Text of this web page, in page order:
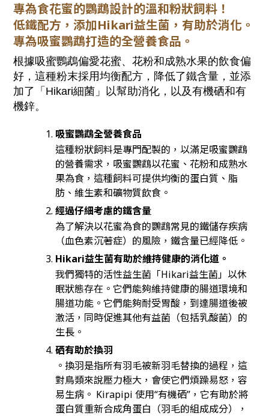
專為食花蜜的鸚鵡設計的溫和粉狀飼料！
低鐵配方，添加Hikari益生菌，有助於消化。
專為吸蜜鸚鵡打造的全營養食品。
根據吸蜜鸚鵡偏愛花蜜、花粉和成熟水果的飲食偏
好，這種粉末採用均衡配方，降低了鐵含量，並添
加了「Hikari細菌」以幫助消化，以及有機硒和有
機鋅。
吸蜜鸚鵡全營養食品
這種粉狀飼料是專門配製的，以滿足吸蜜鸚鵡
的營養需求，吸蜜鸚鵡以花蜜、花粉和成熟水
果為食，這種飼料可提供均衡的蛋白質、脂
肪、維生素和礦物質飲食。
經過仔細考慮的鐵含量
為了解決以花蜜為食的鸚鵡常見的鐵儲存疾病
（血色素沉著症）的風險，鐵含量已經降低。
Hikari益生菌有助於維持健康的消化道。
我們獨特的活性益生菌「Hikari益生菌」以休
眠狀態存在。它們能夠維持健康的腸道環境和
腸道功能。它們能夠耐受胃酸，到達腸道後被
激活，同時促進其他有益菌（包括乳酸菌）的
生長。
硒有助於換羽
。換羽是指所有羽毛被新羽毛替換的過程，這
對鳥類來說壓力極大，會使它們煩躁易怒，容
易生病。 Kirapipi 使用“有機硒”，它有助於將
蛋白質重新合成角蛋白（羽毛的組成成分），